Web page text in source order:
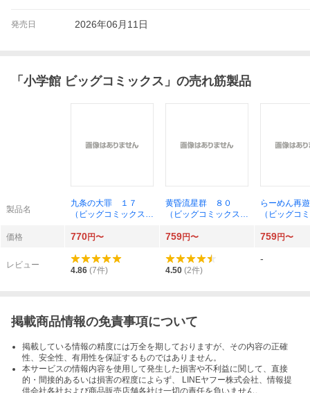
発売日 2026年06月11日
「 小学館 ビッグコミックス 」の売れ筋製品
製品名
九条の大罪 １７
（ビッグコミックス）
黄昏流星群 ８０
（ビッグコミックス）
らーめん再
（ビッグコ
／画
価格 770円〜 759円〜 759円〜
レビュー
4.86 (7件) 4.50 (2件)
-
掲載商品情報の免責事項について
掲載している情報の精度には万全を期しておりますが、その内容の正確
性、安全性、有用性を保証するものではありません。
本サービスの情報内容を使用して発生した損害や不利益に関して、直接
的・間接的あるいは損害の程度によらず、 LINEヤフー株式会社、情報提
供会社各社および商品販売店舗各社は一切の責任を負いません。